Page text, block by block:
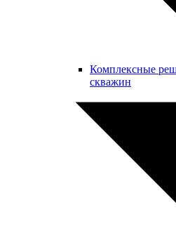
Комплексные
скважин